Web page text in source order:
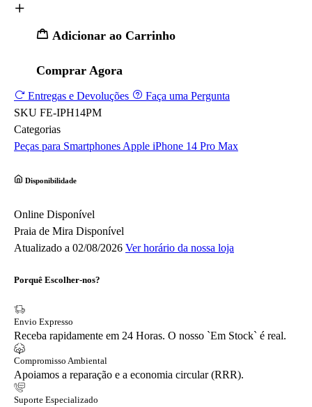
Adicionar ao Carrinho
Comprar Agora
Entregas e Devoluções
Faça uma Pergunta
SKU FE-IPH14PM
Categorias
Peças para Smartphones Apple iPhone 14 Pro Max
Disponibilidade
Online Disponível
Praia de Mira Disponível
Atualizado a 02/08/2026 Ver horário da nossa loja
Porquê Escolher-nos?
Envio Expresso
Receba rapidamente em 24 Horas. O nosso `Em Stock` é real.
Compromisso Ambiental
Apoiamos a reparação e a economia circular (RRR).
Suporte Especializado